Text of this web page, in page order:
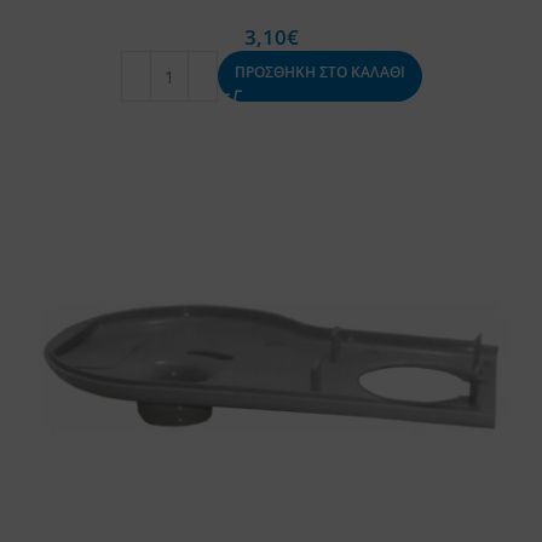
3,10€
ΠΡΟΣΘΗΚΗ ΣΤΟ ΚΑΛΑΘΙ